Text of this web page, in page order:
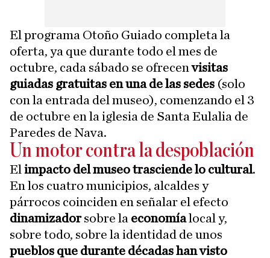
El programa Otoño Guiado completa la
oferta, ya que durante todo el mes de
octubre, cada sábado se ofrecenvisitas
guiadas gratuitas en una de las sedes (solo
con la entrada del museo), comenzando el 3
de octubre en la iglesia de Santa Eulalia de
Paredes de Nava.
Un motor contra la despoblación
El impacto del museotrasciende lo cultural.
En los cuatro municipios, alcaldes y
párrocos coinciden en señalar el efecto
dinamizadorsobre la economíalocal y,
sobre todo, sobre la identidad de unos
pueblos que durante décadas han visto